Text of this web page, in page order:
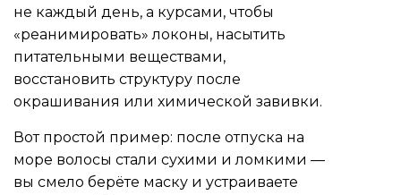
не каждый день, а курсами, чтобы
«реанимировать» локоны, насытить
питательными веществами,
восстановить структуру после
окрашивания или химической завивки.
Вот простой пример: после отпуска на
море волосы стали сухими и ломкими —
вы смело берёте маску и устраиваете